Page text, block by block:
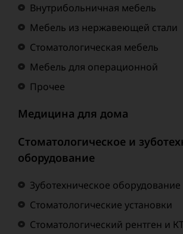
Внутрибольничная мебель
Мебель из нержавеющей стали
Стоматологическая мебель
Мебель для операционной
Прочее
Медицина для дома
Стоматологическое и
оборудование
Зуботехническое оборудование
Стоматологические установки
Стоматологический рентген и